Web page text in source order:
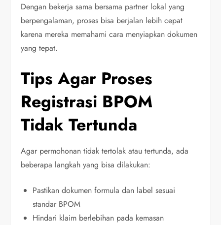
Dengan bekerja sama bersama partner lokal yang
berpengalaman, proses bisa berjalan lebih cepat
karena mereka memahami cara menyiapkan dokumen
yang tepat.
Tips Agar Proses
Registrasi BPOM
Tidak Tertunda
Agar permohonan tidak tertolak atau tertunda, ada
beberapa langkah yang bisa dilakukan:
Pastikan dokumen formula dan label sesuai
standar BPOM
Hindari klaim berlebihan pada kemasan